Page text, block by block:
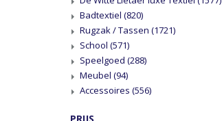
Badtextiel (820)
Rugzak / Tassen (1721)
School (571)
Speelgoed (288)
Meubel (94)
Accessoires (556)